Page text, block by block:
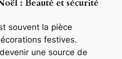
: Beauté et sécurité
souvent la pièce
festives.
une source de